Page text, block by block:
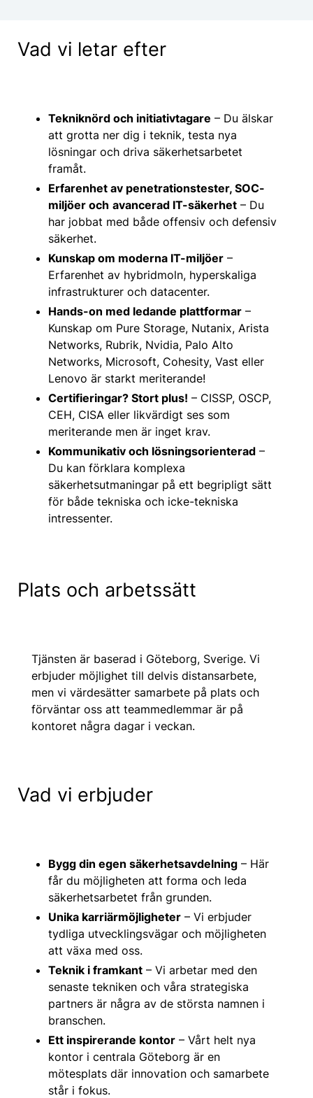
Vad vi letar efter
Tekniknörd och initiativtagare – Du älskar
att grotta ner dig i teknik, testa nya
lösningar och driva säkerhetsarbetet
framåt.
Erfarenhet av penetrationstester, SOC-
miljöer och avancerad IT-säkerhet – Du
har jobbat med både offensiv och defensiv
säkerhet.
Kunskap om moderna IT-miljöer –
Erfarenhet av hybridmoln, hyperskaliga
infrastrukturer och datacenter.
Hands-on med ledande plattformar –
Kunskap om Pure Storage, Nutanix, Arista
Networks, Rubrik, Nvidia, Palo Alto
Networks, Microsoft, Cohesity, Vast eller
Lenovo är starkt meriterande!
Certifieringar? Stort plus! – CISSP, OSCP,
CEH, CISA eller likvärdigt ses som
meriterande men är inget krav.
Kommunikativ och lösningsorienterad –
Du kan förklara komplexa
säkerhetsutmaningar på ett begripligt sätt
för både tekniska och icke-tekniska
intressenter.
Plats och arbetssätt
Tjänsten är baserad i Göteborg, Sverige. Vi
erbjuder möjlighet till delvis distansarbete,
men vi värdesätter samarbete på plats och
förväntar oss att teammedlemmar är på
kontoret några dagar i veckan.
Vad vi erbjuder
Bygg din egen säkerhetsavdelning – Här
får du möjligheten att forma och leda
säkerhetsarbetet från grunden.
Unika karriärmöjligheter – Vi erbjuder
tydliga utvecklingsvägar och möjligheten
att växa med oss.
Teknik i framkant – Vi arbetar med den
senaste tekniken och våra strategiska
partners är några av de största namnen i
branschen.
Ett inspirerande kontor – Vårt helt nya
kontor i centrala Göteborg är en
mötesplats där innovation och samarbete
står i fokus.